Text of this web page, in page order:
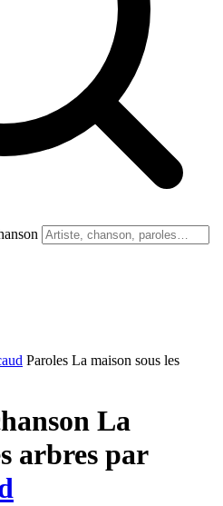
Paroles La maison sous les
La
arbres par